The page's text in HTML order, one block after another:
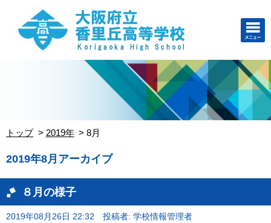
トップ 2019年 8月
2019年8月アーカイブ
８月の様子
2019年08月26日 22:32 投稿者: 学校情報管理者